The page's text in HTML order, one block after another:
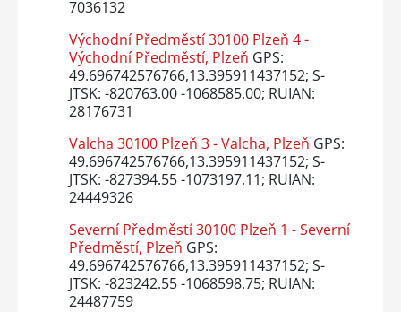
7036132
Východní Předměstí 30100 Plzeň 4 -
Východní Předměstí, Plzeň GPS:
49.696742576766,13.395911437152; S-
JTSK: -820763.00 -1068585.00; RUIAN:
28176731
Valcha 30100 Plzeň 3 - Valcha, Plzeň GPS:
49.696742576766,13.395911437152; S-
JTSK: -827394.55 -1073197.11; RUIAN:
24449326
Severní Předměstí 30100 Plzeň 1 - Severní
Předměstí, Plzeň GPS:
49.696742576766,13.395911437152; S-
JTSK: -823242.55 -1068598.75; RUIAN:
24487759